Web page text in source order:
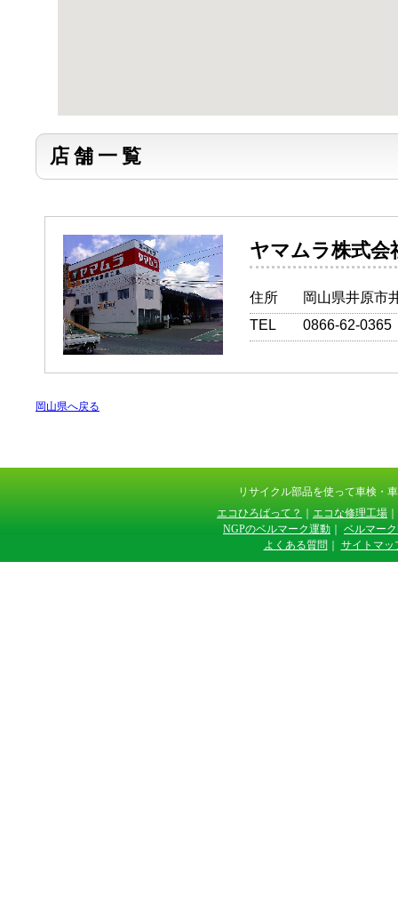
店舗一覧
ヤマムラ
住所
岡山県井原市
TEL
0866-62-0365
岡山県へ戻る
リサイクル部品を使って車検
エコひろばって？
エコな修理工場
NGPのベルマーク運動
ベルマー
よくある質問
サイトマッ